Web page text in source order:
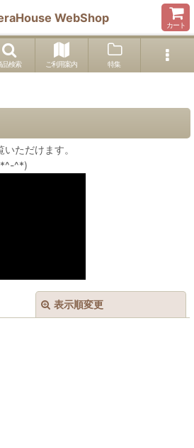
WebShop
カート
品検索 ご利用案内 特集
ただけます。
^*)
表示順変更